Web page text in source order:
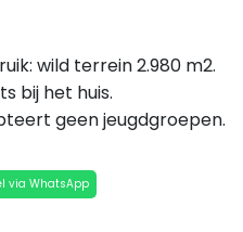
wild terrein 2.980 m2.
bij het huis.
geen jeugdgroepen.
via WhatsApp